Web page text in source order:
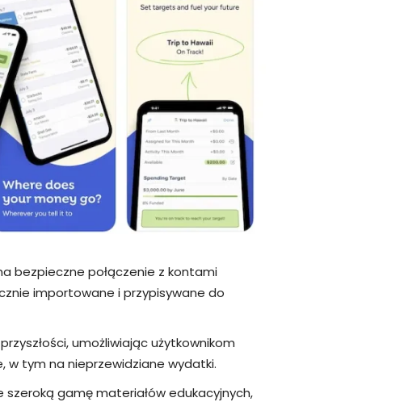
bezpieczne połączenie z kontami
importowane i przypisywane do
umożliwiając użytkownikom
tym na nieprzewidziane wydatki.
szeroką gamę materiałów edukacyjnych,